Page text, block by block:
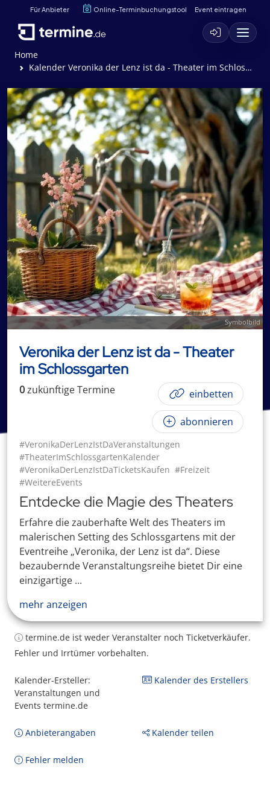
Für Anbieter Online-Terminbuchungstool Event eintragen
Home
Kalender Veronika der Lenz ist da - Theater im Schlossgarten
Symbolbild
Veronika der Lenz ist da - Theater
im Schlossgarten
0zukünftigeTermine einbetten
abonnieren
#VeronikaDerLenzIstDaVeranstaltungen
#TheaterImSchlossgartenKalender
#VeronikaDerLenzIstDaTicketsKaufen #Freizeit
#WeitereEvents
Entdecke die Magie des Theaters
Erfahre die zauberhafte Welt des Theaters im
malerischen Setting des Schlossgartens mit der
Eventreihe „Veronika, der Lenz ist da“. Diese
bezaubernde Veranstaltungsreihe bietet Dir eine
einzigartige ...
mehr anzeigen
termine.de ist weder Veranstalter noch Ticketverkäufer.
Fehler und Irrtümer vorbehalten.
Kalender-Ersteller:
Veranstaltungen und
Events termine.de
Kalender des Erstellers
Anbieterangaben Kalender teilen
Fehler melden